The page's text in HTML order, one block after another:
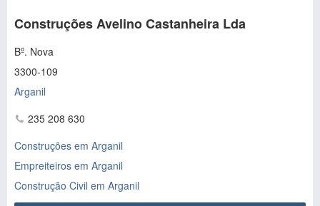
Construções Avelino Castanheira Lda
Bº. Nova
3300-109
Arganil
235 208 630
Construções em Arganil
Empreiteiros em Arganil
Construção Civil em Arganil